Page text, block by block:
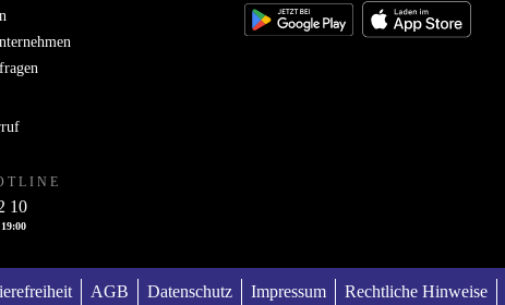
10
AGB Datenschutz Impressum Rechtliche Hinweise